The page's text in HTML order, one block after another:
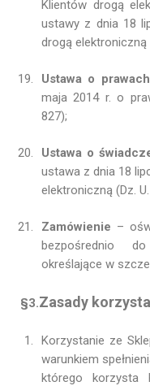
Klientów drogą
ustawy z dnia 18
drogą elektroniczną
Ustawa o
maja 2014 r. o
827);
Ustawa o
ustawa z dnia 18
elektroniczną (Dz.
Zamówienie –
bezpośrednio
określające w
§3.Zasady
Korzystanie ze
warunkiem
którego korzysta